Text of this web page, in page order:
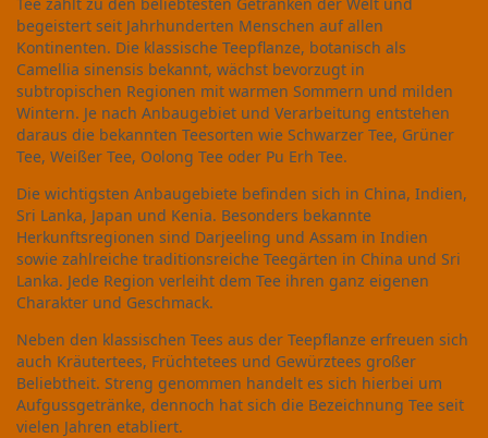
begeistert seit Jahrhunderten Menschen auf allen
Kontinenten. Die klassische Teepflanze, botanisch als
Camellia sinensis bekannt, wächst bevorzugt in
subtropischen Regionen mit warmen Sommern und milden
Wintern. Je nach Anbaugebiet und Verarbeitung entstehen
daraus die bekannten Teesorten wie Schwarzer Tee, Grüner
Tee, Weißer Tee, Oolong Tee oder Pu Erh Tee.
Die wichtigsten Anbaugebiete befinden sich in China, Indien,
Sri Lanka, Japan und Kenia. Besonders bekannte
Herkunftsregionen sind Darjeeling und Assam in Indien
sowie zahlreiche traditionsreiche Teegärten in China und Sri
Lanka. Jede Region verleiht dem Tee ihren ganz eigenen
Charakter und Geschmack.
Neben den klassischen Tees aus der Teepflanze erfreuen sich
auch Kräutertees, Früchtetees und Gewürztees großer
Beliebtheit. Streng genommen handelt es sich hierbei um
Aufgussgetränke, dennoch hat sich die Bezeichnung Tee seit
vielen Jahren etabliert.